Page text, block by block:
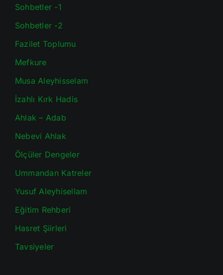
Sohbetler -1
Sohbetler -2
Fazilet Toplumu
Mefkure
Musa Aleyhisselam
İzahlı Kırk Hadis
Ahlak – Adab
Nebevi Ahlak
Ölçüler Dengeler
Ummandan Katreler
Yusuf Aleyhisellam
Eğitim Rehberi
Hasret Şiirleri
Tavsiyeler